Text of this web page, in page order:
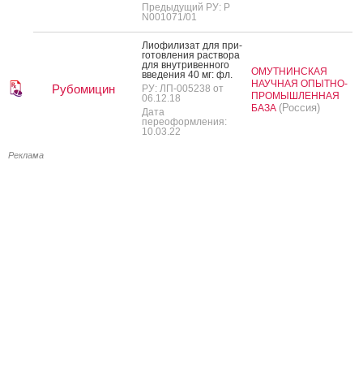
Предыдущий РУ: Р
N001071/01
Рубомицин
Ли­офи­лизат для при­
готов­ле­ния рас­тво­ра
для внут­ри­вен­но­го
вве­дения 40 мг: фл.
РУ: ЛП-005238 от
06.12.18
Дата
переоформления:
10.03.22
ОМУТНИНСКАЯ
НАУЧНАЯ ОПЫТНО-
ПРОМЫШЛЕННАЯ
БАЗА (Россия)
Реклама